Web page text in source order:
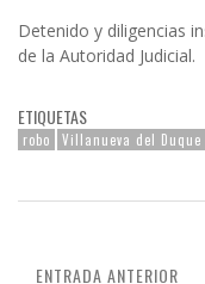
Detenido y diligencias
de la Autoridad Judicial.
ETIQUETAS
robo Villanueva del Duque
ENTRADA ANTERIOR